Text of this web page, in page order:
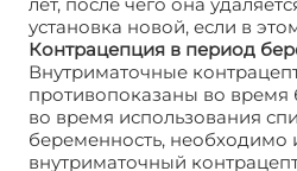
установка новой, если в
Контрацепция в период
Внутриматочные
противопоказаны во время
во время использования
беременность, необходимо
внутриматочный